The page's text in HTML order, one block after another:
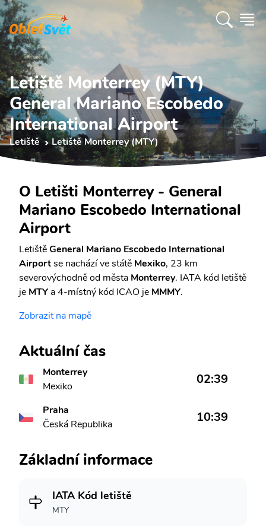
Letiště Monterrey (MTY)
General Mariano Escobedo
International Airport
Letiště Letiště Monterrey (MTY)
O Letišti Monterrey - General
Mariano Escobedo International
Airport
LetištěGeneral Mariano Escobedo International
Airportse nachází ve státě Mexiko, 23 km
severovýchodně od města Monterrey. IATA kód letiště
je MTY a 4-místný kód ICAO je MMMY.
Zobrazit na mapě
Aktuální čas
Monterrey
Mexiko
02:39
Praha
Česká Republika
10:39
Základní informace
IATA Kód letiště
MTY